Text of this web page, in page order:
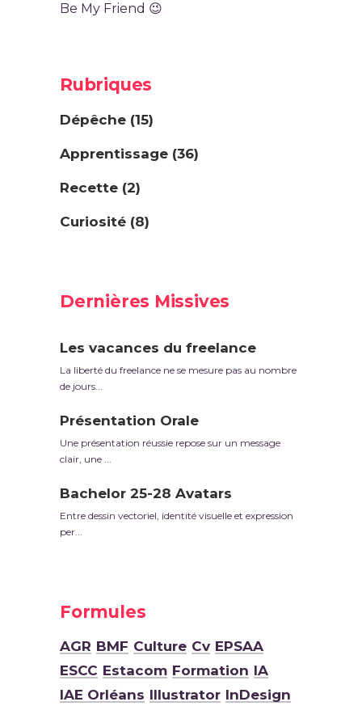
Be My Friend 😉
Rubriques
Dépêche (15)
Apprentissage (36)
Recette (2)
Curiosité (8)
Dernières Missives
Les vacances du freelance
La liberté du freelance ne se mesure pas au nombre
de jours...
Présentation Orale
Une présentation réussie repose sur un message
clair, une ...
Bachelor 25-28 Avatars
Entre dessin vectoriel, identité visuelle et expression
per...
Formules
AGR BMF Culture Cv EPSAA
ESCC Estacom Formation IA
IAE Orléans Illustrator InDesign